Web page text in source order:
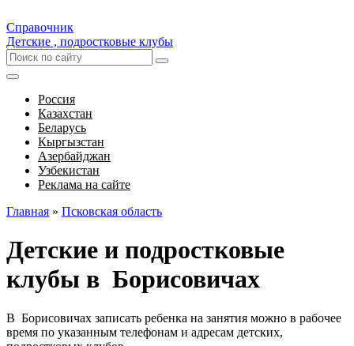
Справочник
Детские , подростковые клубы
Россия
Казахстан
Беларусь
Кыргызстан
Азербайджан
Узбекистан
Реклама на сайте
Главная » Псковская область
Детские и подростковые
клубы в Борисовичах
В Борисовичах записать ребенка на занятия можно в рабочее
время по указанным телефонам и адресам детских,